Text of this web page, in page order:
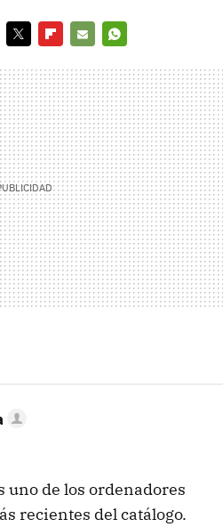
MAIL
uno de los ordenadores
recientes del catálogo.